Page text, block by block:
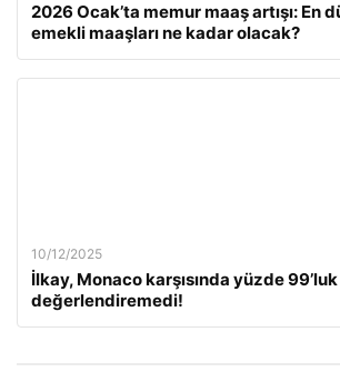
2026 Ocak’ta memur maaş artışı: En
emekli maaşları ne kadar olacak?
10/12/2025
İlkay, Monaco karşısında yüzde 99’luk
değerlendiremedi!